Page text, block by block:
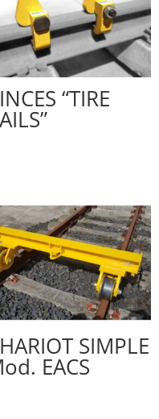
“TIRE
SIMPLE
EACS